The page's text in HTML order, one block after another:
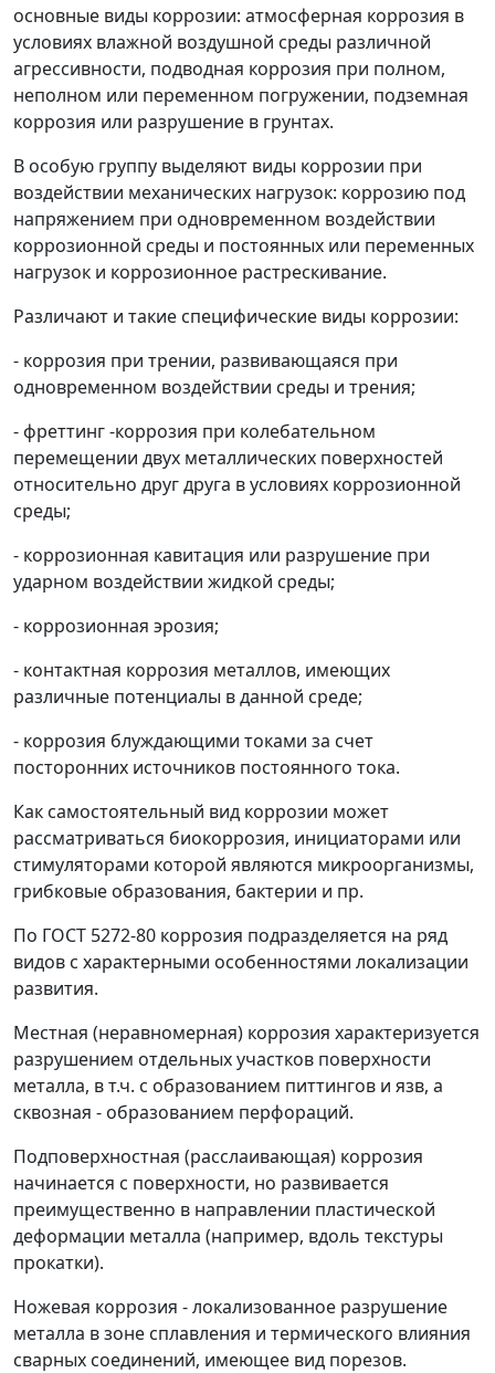
основные виды коррозии: атмосферная коррозия в
условиях влажной воздушной среды различной
агрессивности, подводная коррозия при полном,
неполном или переменном погружении, подземная
коррозия или разрушение в грунтах.
В особую группу выделяют виды коррозии при
воздействии механических нагрузок: коррозию под
напряжением при одновременном воздействии
коррозионной среды и постоянных или переменных
нагрузок и коррозионное растрескивание.
Различают и такие специфические виды коррозии:
- коррозия при трении, развивающаяся при
одновременном воздействии среды и трения;
-фреттинг -коррозия при колебательном
перемещении двух металлических поверхностей
относительно друг друга в условиях коррозионной
среды;
- коррозионная кавитация или разрушение при
ударном воздействии жидкой среды;
- коррозионная эрозия;
- контактная коррозия металлов, имеющих
различные потенциалы в данной среде;
- коррозия блуждающими токами за счет
посторонних источников постоянного тока.
Как самостоятельный вид коррозии может
рассматриваться биокоррозия, инициаторами или
стимуляторами которой являются микроорганизмы,
грибковые образования, бактерии и пр.
По ГОСТ 5272-80 коррозия подразделяется на ряд
видов с характерными особенностями локализации
развития.
Местная (неравномерная) коррозия характеризуется
разрушением отдельных участков поверхности
металла, в т.ч. с образованием питтингов и язв, а
сквозная - образованием перфораций.
Подповерхностная (расслаивающая) коррозия
начинается с поверхности, но развивается
преимущественно в направлении пластической
деформации металла (например, вдоль текстуры
прокатки).
Ножевая коррозия -локализованное разрушение
металла в зоне сплавления и термического влияния
сварных соединений, имеющее вид порезов.